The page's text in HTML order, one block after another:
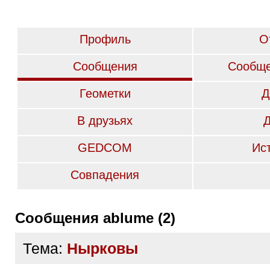
Профиль
Сообщения
Геометки
В друзьях
GEDCOM
Совпадения
Сообщения ablume (2)
Тема: Нырковы